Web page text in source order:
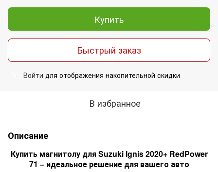
Купить
Быстрый заказ
Войти для отображения накопительной скидки
В избранное
Описание
Купить магнитолу для Suzuki Ignis 2020+ RedPower
71 – идеальное решение для вашего авто